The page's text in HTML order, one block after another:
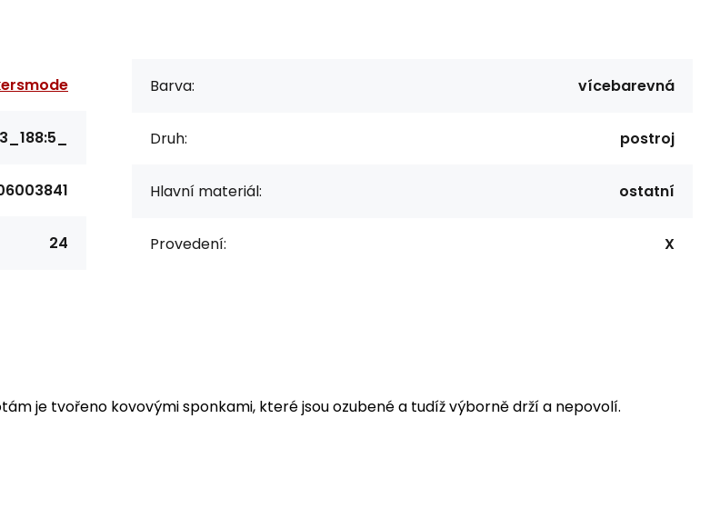
24
Barva: vícebarevná
Druh: postroj
Hlavní materiál: ostatní
Provedení: X
je tvořeno kovovými sponkami, které jsou ozubené a tudíž výborně drží a nepovolí.